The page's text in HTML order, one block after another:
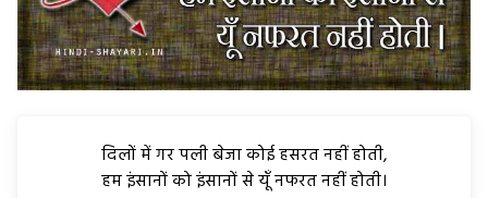
दिलों में गर पली बेजा कोई हसरत नहीं होती,
हम इंसानों को इंसानों से यूँ नफरत नहीं होती।